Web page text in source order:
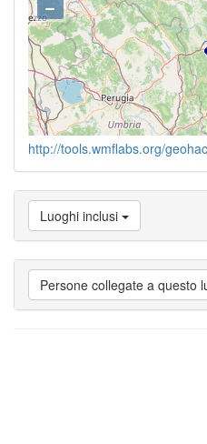
−
http://tools.wmflabs.org/
Luoghi inclusi
Persone collegate a questo